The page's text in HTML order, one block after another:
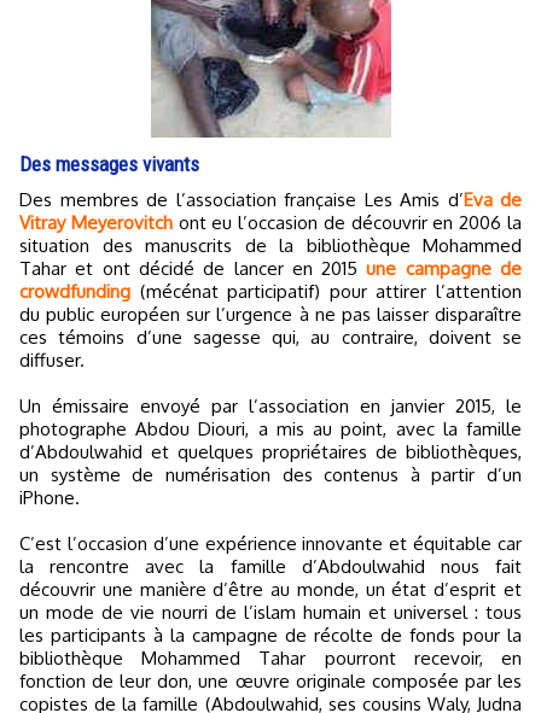
Des messages vivants
Des membres de l’association française Les Amis d’Eva de
Vitray Meyerovitchont eu l’occasion de découvrir en 2006 la
situation des manuscrits de la bibliothèque Mohammed
Tahar et ont décidé de lancer en 2015une campagne de
crowdfunding (mécénat participatif) pour attirer l’attention
du public européen sur l’urgence à ne pas laisser disparaître
ces témoins d’une sagesse qui, au contraire, doivent se
diffuser.
Un émissaire envoyé par l’association en janvier 2015, le
photographe Abdou Diouri, a mis au point, avec la famille
d’Abdoulwahid et quelques propriétaires de bibliothèques,
un système de numérisation des contenus à partir d’un
iPhone.
C’est l’occasion d’une expérience innovante et équitable car
la rencontre avec la famille d’Abdoulwahid nous fait
découvrir une manière d’être au monde, un état d’esprit et
un mode de vie nourri de l’islam humain et universel : tous
les participants à la campagne de récolte de fonds pour la
bibliothèque Mohammed Tahar pourront recevoir, en
fonction de leur don, une œuvre originale composée par les
copistes de la famille (Abdoulwahid, ses cousins Waly, Judna